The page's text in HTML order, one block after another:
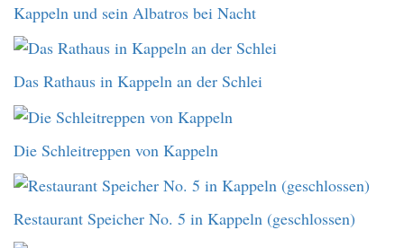
Kappeln und sein Albatros bei Nacht
Das Rathaus in Kappeln an der Schlei
Die Schleitreppen von Kappeln
Restaurant Speicher No. 5 in Kappeln (geschlossen)